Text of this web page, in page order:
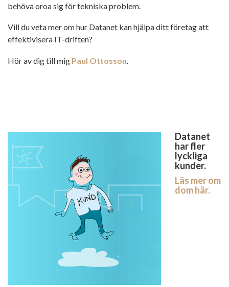
behöva oroa sig för tekniska problem.
Vill du veta mer om hur Datanet kan hjälpa ditt företag att
effektivisera IT-driften?
Hör av dig till mig Paul Ottosson
Datanet
har fler
lyckliga
kunder.
Läs mer om
dom här.